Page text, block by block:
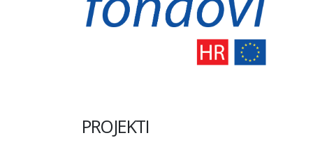
PROJEKTI